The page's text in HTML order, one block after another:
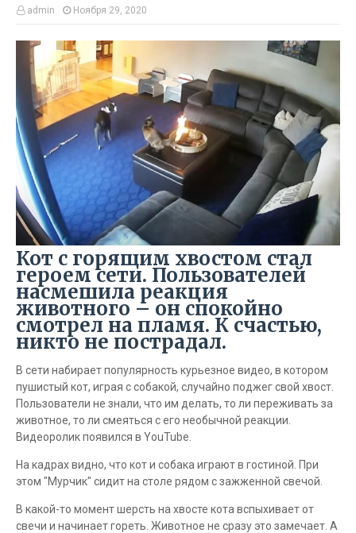
admin Ноября 29, 2020
Кот с горящим хвостом стал
героем сети. Пользователей
насмешила реакция
животного – он спокойно
смотрел на пламя. К счастью,
никто не пострадал.
В сети набирает популярность курьезное видео, в котором
пушистый кот, играя с собакой, случайно поджег свой хвост.
Пользователи не знали, что им делать, то ли переживать за
животное, то ли смеяться с его необычной реакции.
Видеоролик появился в YouTube.
На кадрах видно, что кот и собака играют в гостиной. При
этом "Мурчик" сидит на столе рядом с зажженной свечой.
В какой-то момент шерсть на хвосте кота вспыхивает от
свечи и начинает гореть. Животное не сразу это замечает. А